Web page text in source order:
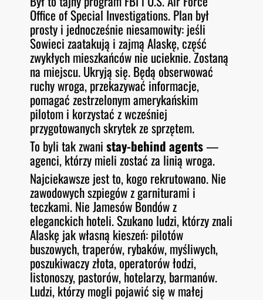
Office of Special Investigations. Plan był
prosty i jednocześnie niesamowity: jeśli
Sowieci zaatakują i zajmą Alaskę, część
zwykłych mieszkańców nie ucieknie. Zostaną
na miejscu. Ukryją się. Będą obserwować
ruchy wroga, przekazywać informacje,
pomagać zestrzelonym amerykańskim
pilotom i korzystać z wcześniej
przygotowanych skrytek ze sprzętem.
To byli tak zwanistay-behind agents—
agenci, którzy mieli zostać za linią wroga.
Najciekawsze jest to, kogo rekrutowano. Nie
zawodowych szpiegów z garniturami i
teczkami. Nie Jamesów Bondów z
eleganckich hoteli. Szukano ludzi, którzy znali
Alaskę jak własną kieszeń: pilotów
buszowych, traperów, rybaków, myśliwych,
poszukiwaczy złota, operatorów łodzi,
listonoszy, pastorów, hotelarzy, barmanów.
Ludzi, którzy mogli pojawić się w małej